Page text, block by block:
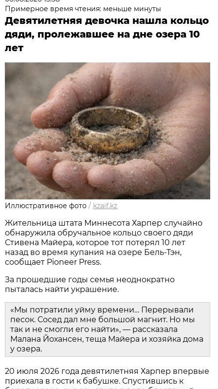
Примерное время чтения: меньше минуты
Девятилетняя девочка нашла кольцо
дяди, пролежавшее на дне озера 10
лет
Иллюстративное фото / kzaif.kz
Жительница штата Миннесота Харпер случайно
обнаружила обручальное кольцо своего дяди
Стивена Майера, которое тот потерял 10 лет
назад во время купания на озере Бель-Тэн,
сообщает Pioneer Press.
За прошедшие годы семья неоднократно
пыталась найти украшение.
«Мы потратили уйму времени… Перерывали
песок. Сосед дал мне большой магнит. Но мы
так и не смогли его найти», — рассказала
Малана Йохансен, теща Майера и хозяйка дома
у озера.
20 июля 2026 года девятилетняя Харпер впервые
приехала в гости к бабушке. Спустившись к